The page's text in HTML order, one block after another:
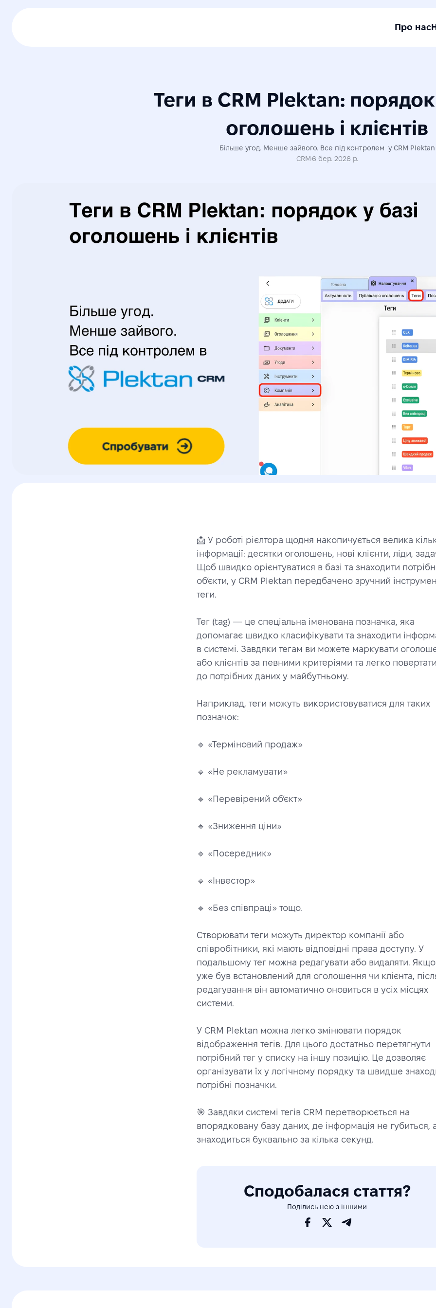
Про нас
Теги в CRM Plektan: порядок
оголошень і клієнтів
Більше угод. Менше зайвого. Все під контролем  у CRM Plektan
CRM·6 бер. 2026 р.
📩 У роботі рієлтора щодня накопичується велика
інформації: десятки оголошень, нові клієнти, ліди,
Щоб швидко орієнтуватися в базі та знаходити
об’єкти, у CRM Plektan передбачено зручний
теги.
Тег (tag) — це спеціальна іменована позначка, яка
допомагає швидко класифікувати та знаходити
в системі. Завдяки тегам ви можете маркувати
або клієнтів за певними критеріями та легко
до потрібних даних у майбутньому.
Наприклад, теги можуть використовуватися для таких
позначок:
🔹 «Терміновий продаж»
🔹 «Не рекламувати»
🔹 «Перевірений об’єкт»
🔹 «Зниження ціни»
🔹 «Посередник»
🔹 «Інвестор»
🔹 «Без співпраці» тощо.
Створювати теги можуть директор компанії або
співробітники, які мають відповідні права доступу. У
подальшому тег можна редагувати або видаляти. Якщо
уже був встановлений для оголошення чи клієнта,
редагування він автоматично оновиться в усіх місцях
системи.
У CRM Plektan можна легко змінювати порядок
відображення тегів. Для цього достатньо перетягнути
потрібний тег у списку на іншу позицію. Це дозволяє
організувати їх у логічному порядку та швидше
потрібні позначки.
🎯 Завдяки системі тегів CRM перетворюється на
впорядковану базу даних, де інформація не губиться,
знаходиться буквально за кілька секунд.
Сподобалася стаття?
Поділись нею з іншими